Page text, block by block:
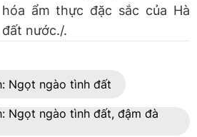
ẩm thực đặc sắc của Hà
nước./.
Ngọt ngào tình đất
Ngọt ngào tình đất, đậm đà